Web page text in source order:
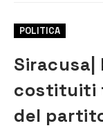
POLITICA
Siracusa|
costituiti
del